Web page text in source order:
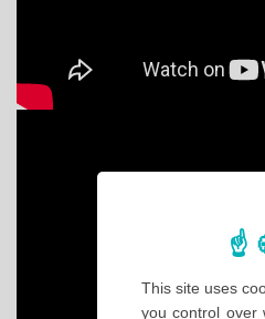
This site uses
you control over